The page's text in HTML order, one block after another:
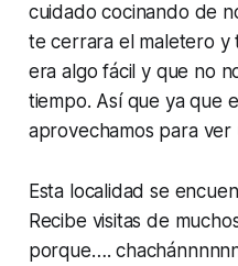
cuidado cocinando de
te cerrara el maletero y
era algo fácil y que no
tiempo. Así que ya que
aprovechamos para
Esta localidad se
Recibe visitas de
porque….